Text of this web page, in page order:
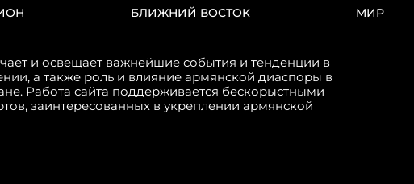
БЛИЖНИЙ ВОСТОК МИР
и освещает важнейшие события и тенденции в
а также роль и влияние армянской диаспоры в
Работа сайта поддерживается бескорыстными
заинтересованных в укреплении армянской